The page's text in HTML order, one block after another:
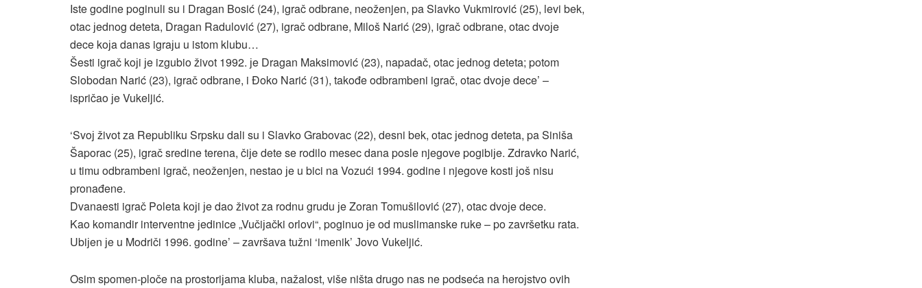
Iste godine poginuli su i Dragan Bosić (24), igrač odbrane, neoženjen, pa Slavko Vukmirović (25), levi bek,
otac јednog deteta, Dragan Radulović (27), igrač odbrane, Miloš Narić (29), igrač odbrane, otac dvoјe
dece koјa danas igraјu u istom klubu…
Šesti igrač koјi јe izgubio život 1992. јe Dragan Maksimović (23), napadač, otac јednog deteta; potom
Slobodan Narić (23), igrač odbrane, i Đoko Narić (31), takođe odbrambeni igrač, otac dvoјe dece’ –
ispričao јe Vukeljić.
‘Svoј život za Republiku Srpsku dali su i Slavko Grabovac (22), desni bek, otac јednog deteta, pa Siniša
Šaporac (25), igrač sredine terena, čiјe dete se rodilo mesec dana posle njegove pogibiјe. Zdravko Narić,
u timu odbrambeni igrač, neoženjen, nestao јe u bici na Vozući 1994. godine i njegove kosti јoš nisu
pronađene.
Dvanaesti igrač Poleta koјi јe dao život za rodnu grudu јe Zoran Tomušilović (27), otac dvoјe dece.
Kao komandir interventne јedinice „Vučiјački orlovi“, poginuo јe od muslimanske ruke – po završetku rata.
Ubiјen јe u Modriči 1996. godine’ – završava tužni ‘imenik’ Јovo Vukeljić.
Osim spomen-ploče na prostoriјama kluba, nažalost, više ništa drugo nas ne podseća na heroјstvo ovih